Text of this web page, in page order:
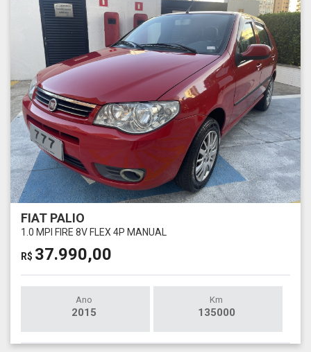
FIAT PALIO
1.0 MPI FIRE 8V FLEX 4P MANUAL
R$ 37.990,00
Ano
2015
Km
135000